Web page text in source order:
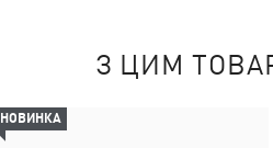
З ЦИМ
НОВИНКА